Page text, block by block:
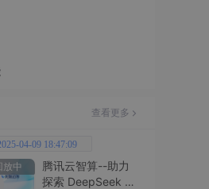
查看更多
04-09 18:47:09
放中
腾讯云智算--助力
探索 DeepSeek 无